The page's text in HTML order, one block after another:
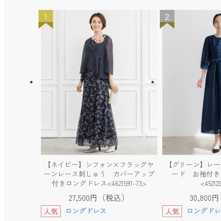
【ネイビー】シフォン×フラッグヤ
ーンレース刺しゅう カバーアップ
付きロングドレス<4621591-73>
27,500円（税込）
人気 ロングドレス
【グリーン】レ
ード お袖付
30,800
人気 ロングド